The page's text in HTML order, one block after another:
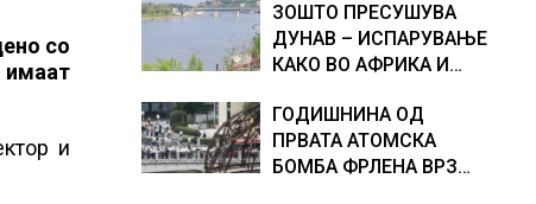
со
имаат
и
ГОРИВАТА
ЗОШТО ПРЕСУШУВА
ДУНАВ – ИСПАРУВАЊЕ
КАКО ВО АФРИКА И
ВОДА, објаснување на
хидрогеолог од Србија
ГОДИШНИНА ОД
ПРВАТА АТОМСКА
БОМБА ФРЛЕНА ВРЗ